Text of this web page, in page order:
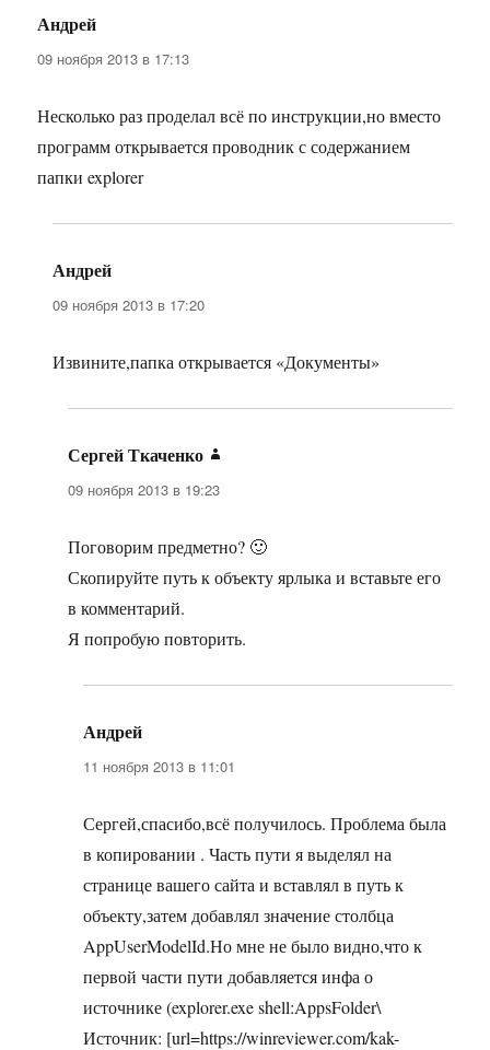
Андрей
09 ноября 2013 в 17:13
Несколько раз проделал всё по инструкции,но вместо
программ открывается проводник с содержанием
папки explorer
Андрей
09 ноября 2013 в 17:20
Извините,папка открывается «Документы»
Сергей Ткаченко
09 ноября 2013 в 19:23
Поговорим предметно? 🙂
Скопируйте путь к объекту ярлыка и вставьте его
в комментарий.
Я попробую повторить.
Андрей
11 ноября 2013 в 11:01
Сергей,спасибо,всё получилось. Проблема была
в копировании . Часть пути я выделял на
странице вашего сайта и вставлял в путь к
объекту,затем добавлял значение столбца
AppUserModelId.Но мне не было видно,что к
первой части пути добавляется инфа о
источнике (explorer.exe shell:AppsFolder\
Источник: [url=https://winreviewer.com/kak-